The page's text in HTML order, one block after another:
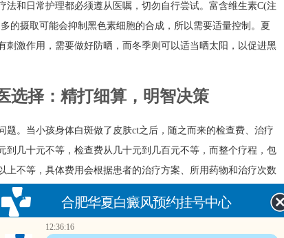
法和日常护理都必须遵从医嘱，切勿自行尝试。富含维生素C(注
的摄取可能会抑制黑色素细胞的合成，所以需要适量控制。夏
刺激作用，需要做好防晒，而冬季则可以适当晒太阳，以促进黑
选择：精打细算，明智决策
题。当小孩身体白斑做了皮肤ct之后，随之而来的检查费、治疗
到几十元不等，检查费从几十元到几百元不等，而整个疗程，包
上不等，具体费用会根据患者的治疗方案、所用药物和治疗次数
政策为准，不同地区的医保政策差异较大。其他商业保险的报
里，我要特别提醒大家，选择正规医疗机构至关重要。千万不要
诊所，它们往往收费高昂且不正规，不仅可能延误病情，还可
合肥华夏白癜风预约挂号中心
12:36:16
你好，你的白斑在哪个部位？扩散了吗？
12:36:18